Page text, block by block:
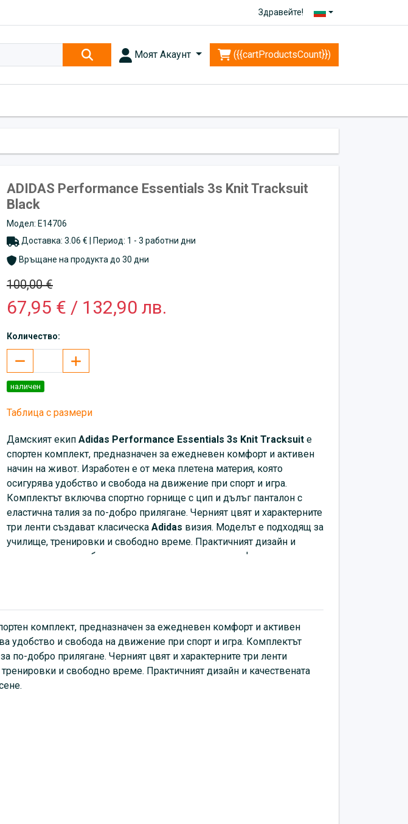
Здравейте!
Моят Акаунт ({{cartProductsCount}})
ADIDAS Performance Essentials 3s Knit Tracksuit
Black
Модел: E14706
Доставка: 3.06 € | Период: 1 - 3 работни дни
Връщане на продукта до 30 дни
100,00 €
67,95 € / 132,90 лв.
Количество:
наличен
Таблица с размери
Дамският екип Adidas Performance Essentials 3s Knit Tracksuit е
спортен комплект, предназначен за ежедневен комфорт и активен
начин на живот. Изработен е от мека плетена материя, която
осигурява удобство и свобода на движение при спорт и игра.
Комплектът включва спортно горнище с цип и дълъг панталон с
еластична талия за по-добро прилягане. Черният цвят и характерните
три ленти създават класическа Adidas визия. Моделът е подходящ за
училище, тренировки и свободно време. Практичният дизайн и
качествената изработка гарантират дълготраен комфорт и стил при
комплект, предназначен за ежедневен комфорт и активен
удобство и свобода на движение при спорт и игра. Комплектът
по-добро прилягане. Черният цвят и характерните три ленти
и свободно време. Практичният дизайн и качествената